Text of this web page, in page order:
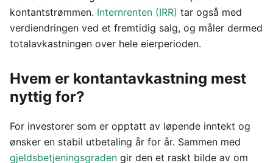
kontantstrømmen. Internrenten (IRR) tar også med
verdiendringen ved et fremtidig salg, og måler dermed
totalavkastningen over hele eierperioden.
Hvem er kontantavkastning mest
nyttig for?
For investorer som er opptatt av løpende inntekt og
ønsker en stabil utbetaling år for år. Sammen med
gjeldsbetjeningsgraden gir den et raskt bilde av om